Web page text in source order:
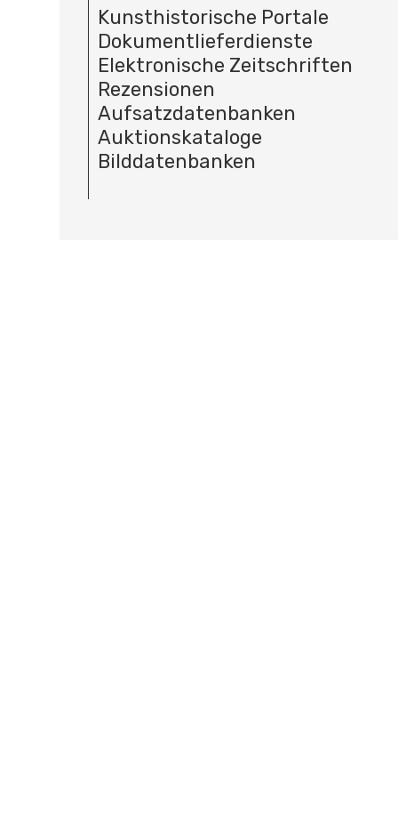
Kunsthistorische Portale
Dokumentlieferdienste
Elektronische Zeitschriften
Rezensionen
Aufsatzdatenbanken
Auktionskataloge
Bilddatenbanken